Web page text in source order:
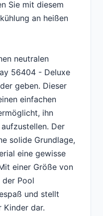
Sie mit diesem
an heißen
neutralen
56404 - Deluxe
geben. Dieser
einfachen
ihn
Der
solide Grundlage,
eine gewisse
einer Größe von
Pool
und stellt
Kinder dar.